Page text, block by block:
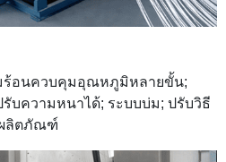
ร้อนควบคุมอุณหภูมิหลายขั้น;
บความหนาได้; ระบบบ่ม; ปรับวิธี
ลิตภัณฑ์